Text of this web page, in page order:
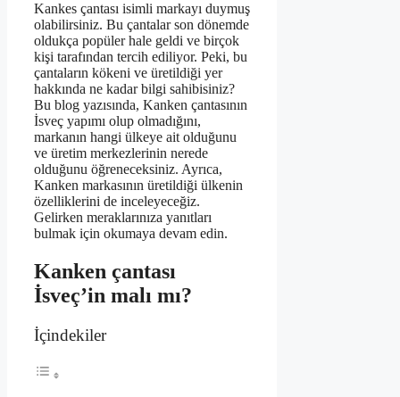
Kankes çantası isimli markayı duymuş
olabilirsiniz. Bu çantalar son dönemde
oldukça popüler hale geldi ve birçok
kişi tarafından tercih ediliyor. Peki, bu
çantaların kökeni ve üretildiği yer
hakkında ne kadar bilgi sahibisiniz?
Bu blog yazısında, Kanken çantasının
İsveç yapımı olup olmadığını,
markanın hangi ülkeye ait olduğunu
ve üretim merkezlerinin nerede
olduğunu öğreneceksiniz. Ayrıca,
Kanken markasının üretildiği ülkenin
özelliklerini de inceleyeceğiz.
Gelirken meraklarınıza yanıtları
bulmak için okumaya devam edin.
Kanken çantası
İsveç’in malı mı?
İçindekiler